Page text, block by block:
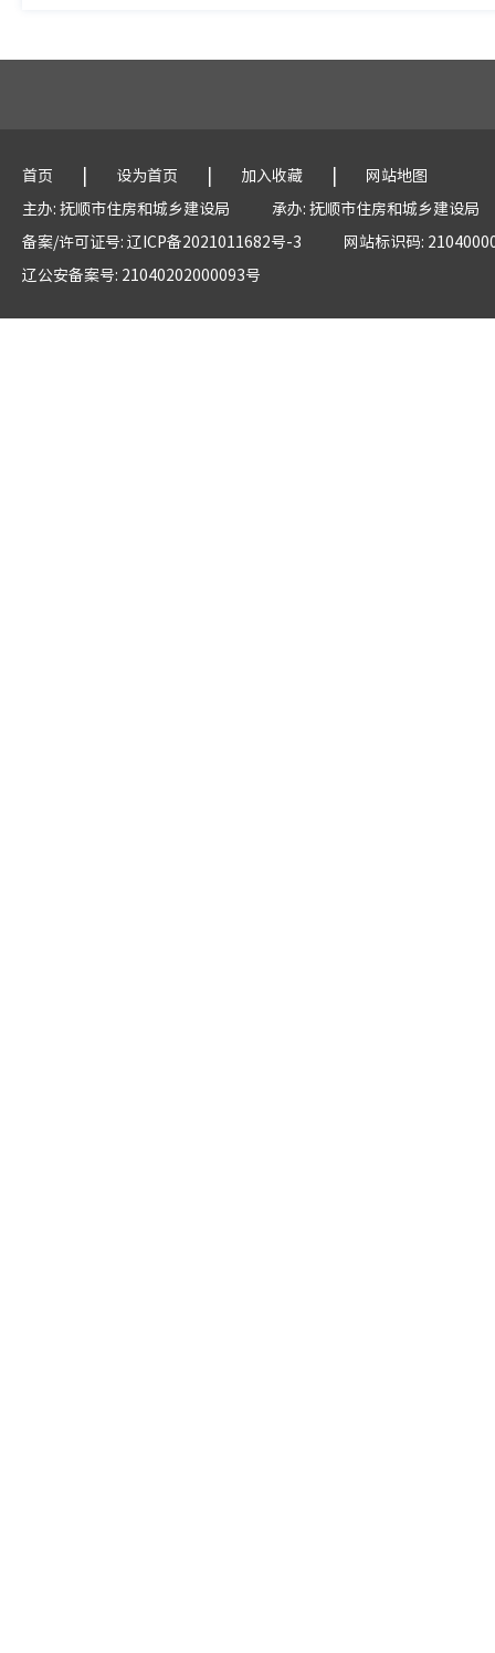
首页 | 设为首页 | 加入收藏 |
网站地图
主办: 抚顺市住房和城乡建设局
承办: 抚顺市住房和城乡建设局
备案/许可证号: 辽ICP备2021011682号-3
网站标识码:
辽公安备案号: 21040202000093号